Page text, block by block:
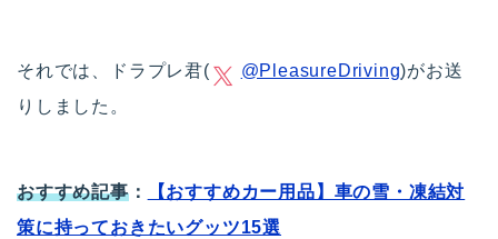
それでは、ドラプレ君( @PleasureDriving)がお送
りしました。
おすすめ記事：
【おすすめカー用品】車の雪・凍結対
策に持っておきたいグッツ15選